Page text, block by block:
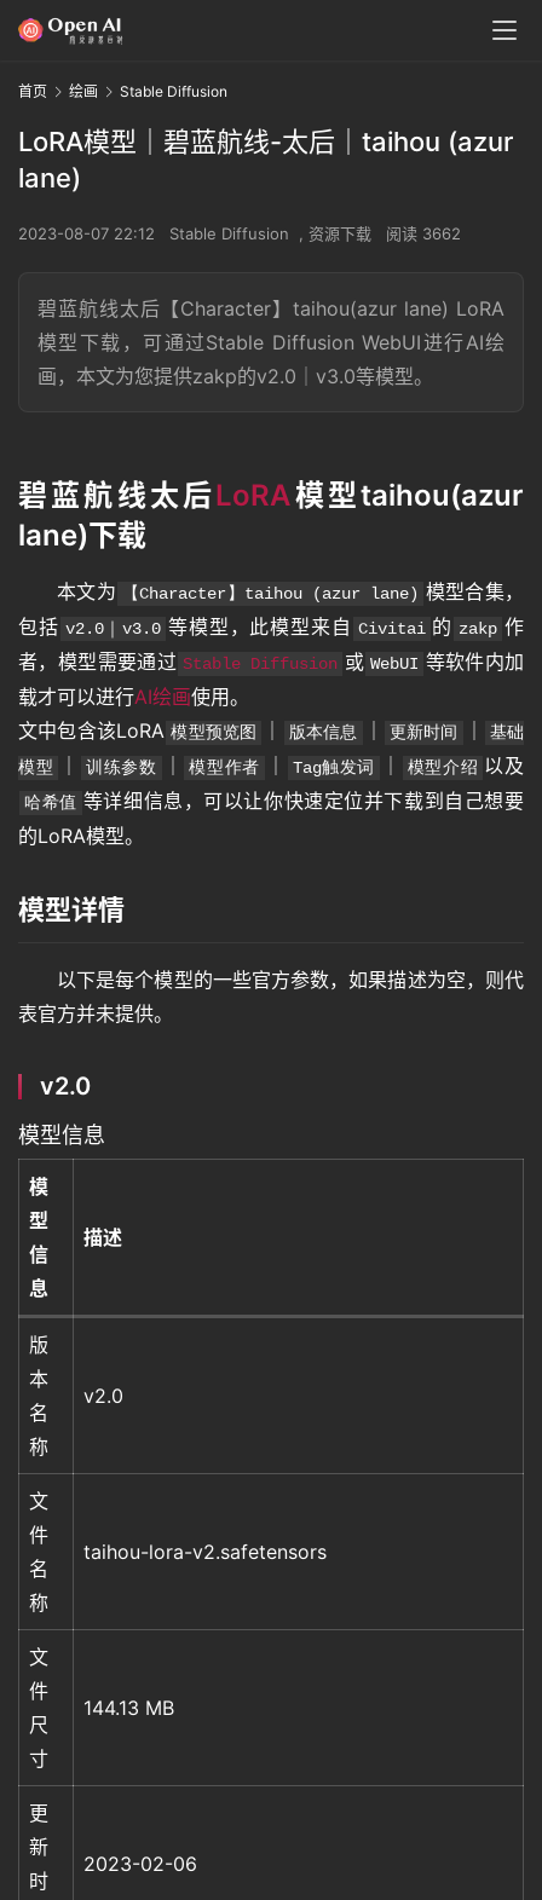
首页 绘画 Stable Diffusion
LoRA模型｜碧蓝航线-太后｜taihou (azur
lane)
2023-08-07 22:12 Stable Diffusion , 资源下载 阅读 3662
碧蓝航线太后【Character】taihou(azur lane) LoRA
模型下载，可通过Stable Diffusion WebUI进行AI绘
画，本文为您提供zakp的v2.0｜v3.0等模型。
碧蓝航线太后LoRA模型taihou(azur
lane)下载
本文为 【Character】taihou (azur lane) 模型合集，
包括 v2.0｜v3.0 等模型，此模型来自 Civitai 的 zakp 作
者，模型需要通过 Stable Diffusion 或 WebUI 等软件内加
载才可以进行AI绘画使用。
文中包含该LoRA 模型预览图 版本信息 更新时间
基础
模型
训练参数 模型作者 Tag触发词 模型介绍 以及
哈希值 等详细信息，可以让你快速定位并下载到自己想要
的LoRA模型。
模型详情
以下是每个模型的一些官方参数，如果描述为空，则代
表官方并未提供。
v2.0
模型信息
模
型
信
息
描述
版
本
名
称
v2.0
文
件
名
称
taihou-lora-v2.safetensors
文
件
尺
寸
144.13 MB
更
新
时
2023-02-06